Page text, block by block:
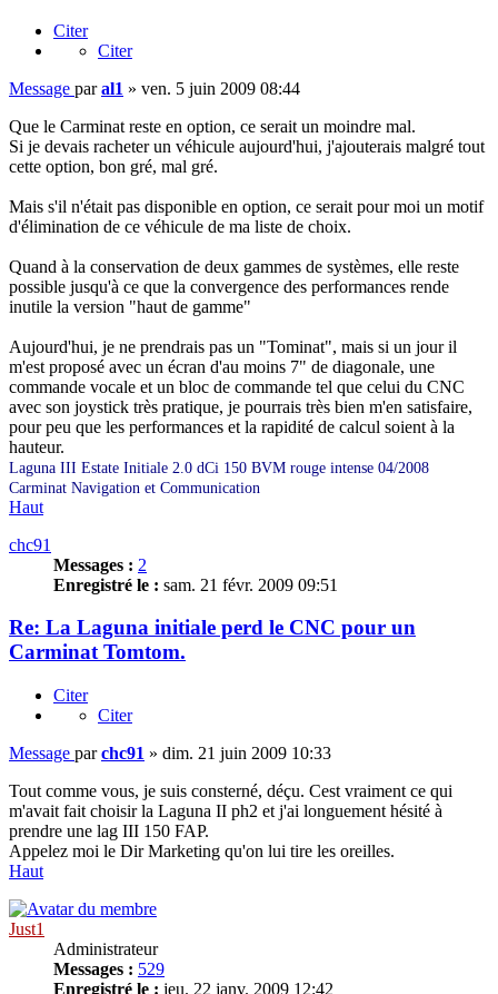
Citer
Citer
Message paral1 » ven. 5 juin 2009 08:44
Que le Carminat reste en option, ce serait un moindre mal.
Si je devais racheter un véhicule aujourd'hui, j'ajouterais malgré tout
cette option, bon gré, mal gré.
Mais s'il n'était pas disponible en option, ce serait pour moi un motif
d'élimination de ce véhicule de ma liste de choix.
Quand à la conservation de deux gammes de systèmes, elle reste
possible jusqu'à ce que la convergence des performances rende
inutile la version "haut de gamme"
Aujourd'hui, je ne prendrais pas un "Tominat", mais si un jour il
m'est proposé avec un écran d'au moins 7" de diagonale, une
commande vocale et un bloc de commande tel que celui du CNC
avec son joystick très pratique, je pourrais très bien m'en satisfaire,
pour peu que les performances et la rapidité de calcul soient à la
hauteur.
Laguna III Estate Initiale 2.0 dCi 150 BVM rouge intense 04/2008
Carminat Navigation et Communication
Haut
chc91
Messages : 2
Enregistré le : sam. 21 févr. 2009 09:51
Re: La Laguna initiale perd le CNC pour un
Carminat Tomtom.
Citer
Citer
Message parchc91 » dim. 21 juin 2009 10:33
Tout comme vous, je suis consterné, déçu. Cest vraiment ce qui
m'avait fait choisir la Laguna II ph2 et j'ai longuement hésité à
prendre une lag III 150 FAP.
Appelez moi le Dir Marketing qu'on lui tire les oreilles.
Haut
Just1
Administrateur
Messages : 529
Enregistré le : jeu. 22 janv. 2009 12:42